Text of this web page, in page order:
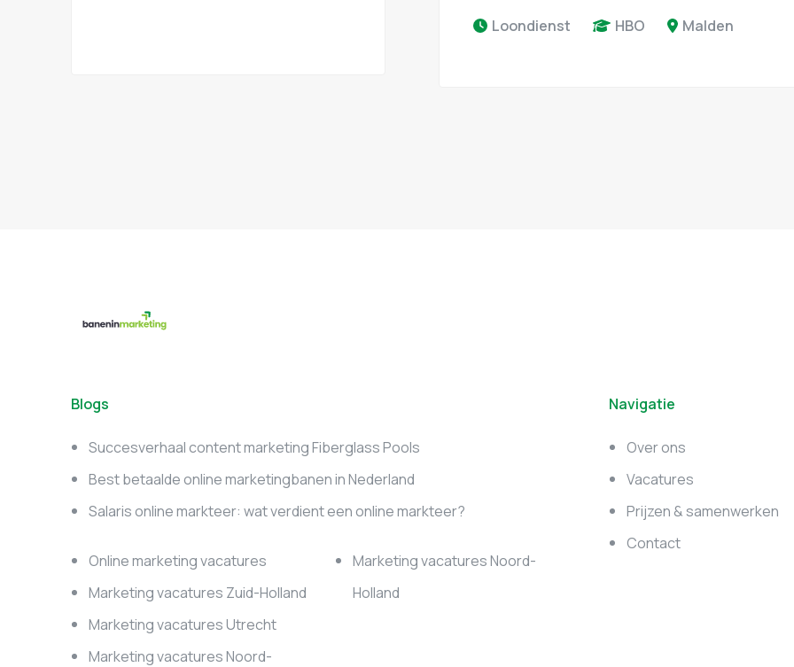
Loondienst HBO Malden
Blogs
Succesverhaal content marketing Fiberglass Pools
Best betaalde online marketingbanen in Nederland
Salaris online markteer: wat verdient een online markteer?
Online marketing vacatures
Marketing vacatures Zuid-Holland
Marketing vacatures Utrecht
Marketing vacatures Noord-
Marketing vacatures Noord-
Holland
Navigatie
Over ons
Vacatures
Prijzen & samenwerken
Contact